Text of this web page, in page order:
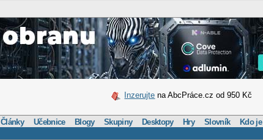
Inzerujte na AbcPráce.cz od 950 Kč
Články Učebnice Blogy Skupiny Desktopy Hry Slovník Kdo je